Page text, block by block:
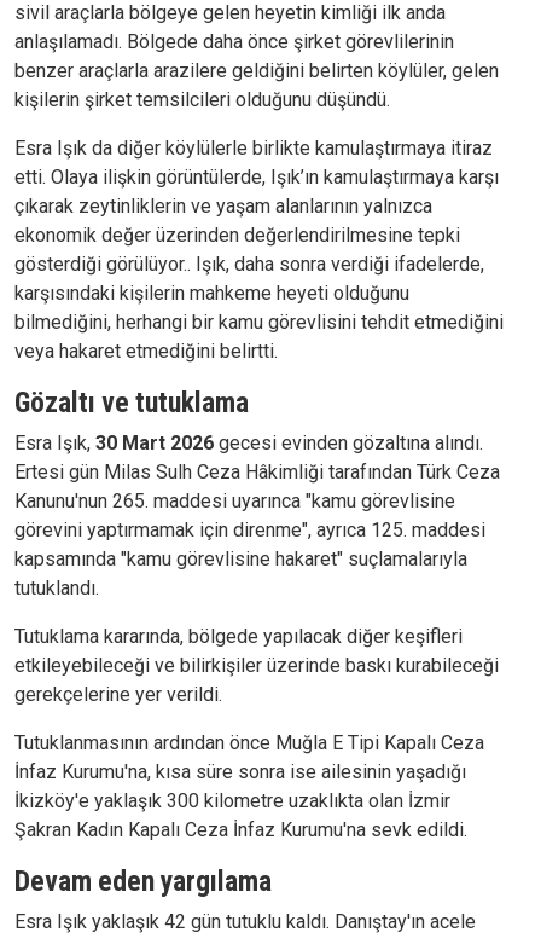
sivil araçlarla bölgeye gelen heyetin kimliği ilk anda
anlaşılamadı. Bölgede daha önce şirket görevlilerinin
benzer araçlarla arazilere geldiğini belirten köylüler, gelen
kişilerin şirket temsilcileri olduğunu düşündü.
Esra Işık da diğer köylülerle birlikte kamulaştırmaya itiraz
etti. Olaya ilişkin görüntülerde, Işık’ın kamulaştırmaya karşı
çıkarak zeytinliklerin ve yaşam alanlarının yalnızca
ekonomik değer üzerinden değerlendirilmesine tepki
gösterdiği görülüyor.. Işık, daha sonra verdiği ifadelerde,
karşısındaki kişilerin mahkeme heyeti olduğunu
bilmediğini, herhangi bir kamu görevlisini tehdit etmediğini
veya hakaret etmediğini belirtti.
Gözaltı ve tutuklama
Esra Işık, 30 Mart 2026 gecesi evinden gözaltına alındı.
Ertesi gün Milas Sulh Ceza Hâkimliği tarafından Türk Ceza
Kanunu'nun 265. maddesi uyarınca "kamu görevlisine
görevini yaptırmamak için direnme", ayrıca 125. maddesi
kapsamında "kamu görevlisine hakaret" suçlamalarıyla
tutuklandı.
Tutuklama kararında, bölgede yapılacak diğer keşifleri
etkileyebileceği ve bilirkişiler üzerinde baskı kurabileceği
gerekçelerine yer verildi.
Tutuklanmasının ardından önce Muğla E Tipi Kapalı Ceza
İnfaz Kurumu'na, kısa süre sonra ise ailesinin yaşadığı
İkizköy'e yaklaşık 300 kilometre uzaklıkta olan İzmir
Şakran Kadın Kapalı Ceza İnfaz Kurumu'na sevk edildi.
Devam eden yargılama
Esra Işık yaklaşık 42 gün tutuklu kaldı. Danıştay'ın acele